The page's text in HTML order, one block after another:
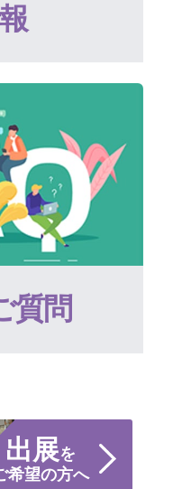
質問
出展を
希望の方へ